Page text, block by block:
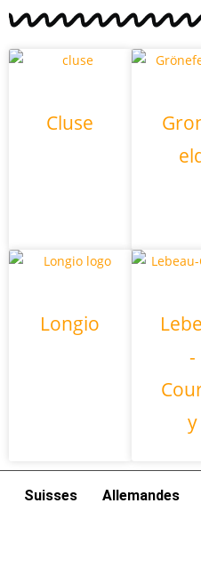
Cluse
Longio
-
y
Suisses Allemandes